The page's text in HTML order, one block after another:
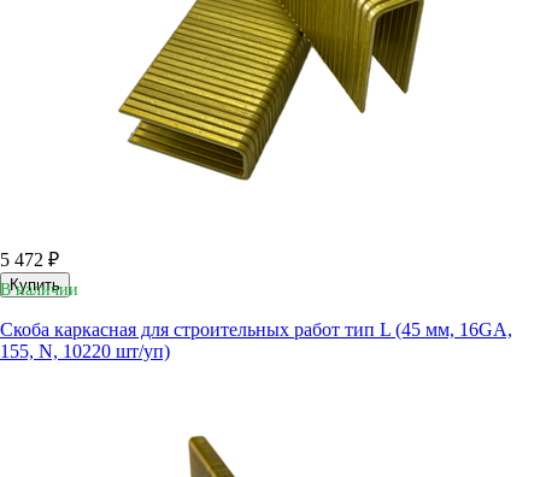
5 472 ₽
Купить
В наличии
Скоба каркасная для строительных работ тип L (45 мм, 16GA,
155, N, 10220 шт/уп)